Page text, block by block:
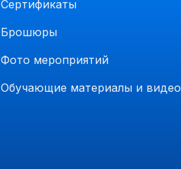
Сертификаты
Брошюры
Фото мероприятий
Обучающие материалы и видео